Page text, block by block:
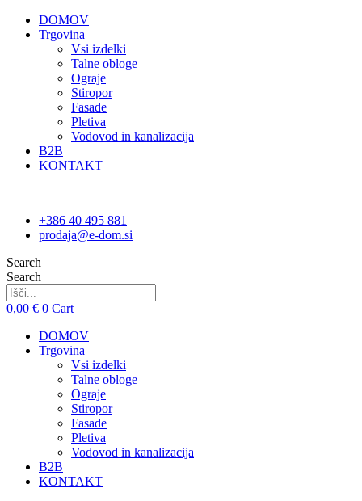
DOMOV
Trgovina
Vsi izdelki
Talne obloge
Ograje
Stiropor
Fasade
Pletiva
Vodovod in kanalizacija
B2B
KONTAKT
+386 40 495 881
prodaja@e-dom.si
Search
Search
0,00 € 0 Cart
DOMOV
Trgovina
Vsi izdelki
Talne obloge
Ograje
Stiropor
Fasade
Pletiva
Vodovod in kanalizacija
B2B
KONTAKT